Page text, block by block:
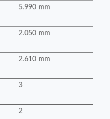
5.990 mm
2.050 mm
2.610 mm
3
2